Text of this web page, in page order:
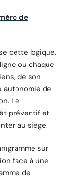
de
cette logique.
ou chaque
de son
autonomie de
Le
préventif et
au siège.
sur
face à une
de